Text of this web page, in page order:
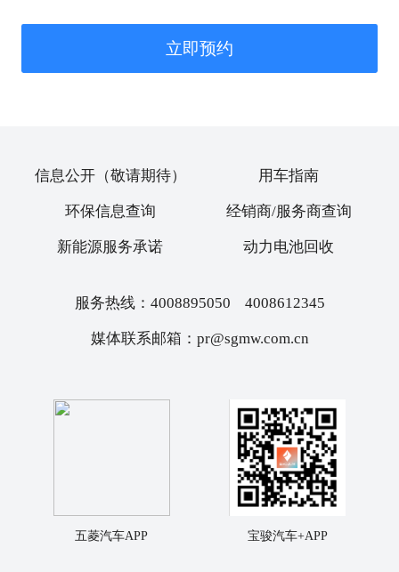
立即预约
信息公开（敬请期待） 用车指南
环保信息查询 经销商/服务商查询
新能源服务承诺 动力电池回收
服务热线：4008895050 4008612345
媒体联系邮箱：pr@sgmw.com.cn
五菱汽车APP 宝骏汽车+APP